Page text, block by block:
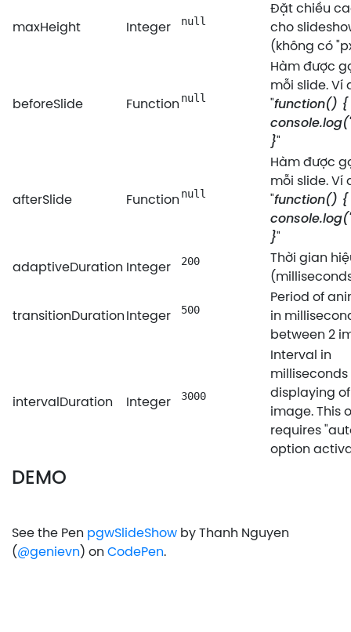
maxHeight Integer null
Đặt chiều
cho
(không có
beforeSlide Function null
Hàm được
mỗi slide. Ví
"function() {
}"
afterSlide Function null
Hàm được
mỗi slide. Ví
"function() {
}"
adaptiveDuration Integer 200
Thời gian
transitionDuration Integer 500
Period of
in
between 2
intervalDuration Integer 3000
Interval in
milliseconds
displaying
image. This
requires
option
DEMO
See the Pen pgwSlideShow by Thanh Nguyen
(@genievn) on CodePen.